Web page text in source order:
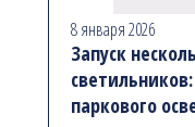
8 января 2026
Запуск
паркового